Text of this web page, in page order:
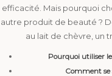
efficacité. Mais pourquoi
autre produit de beauté ?
au lait de chèvre, un
Pourquoi utiliser
Comment se